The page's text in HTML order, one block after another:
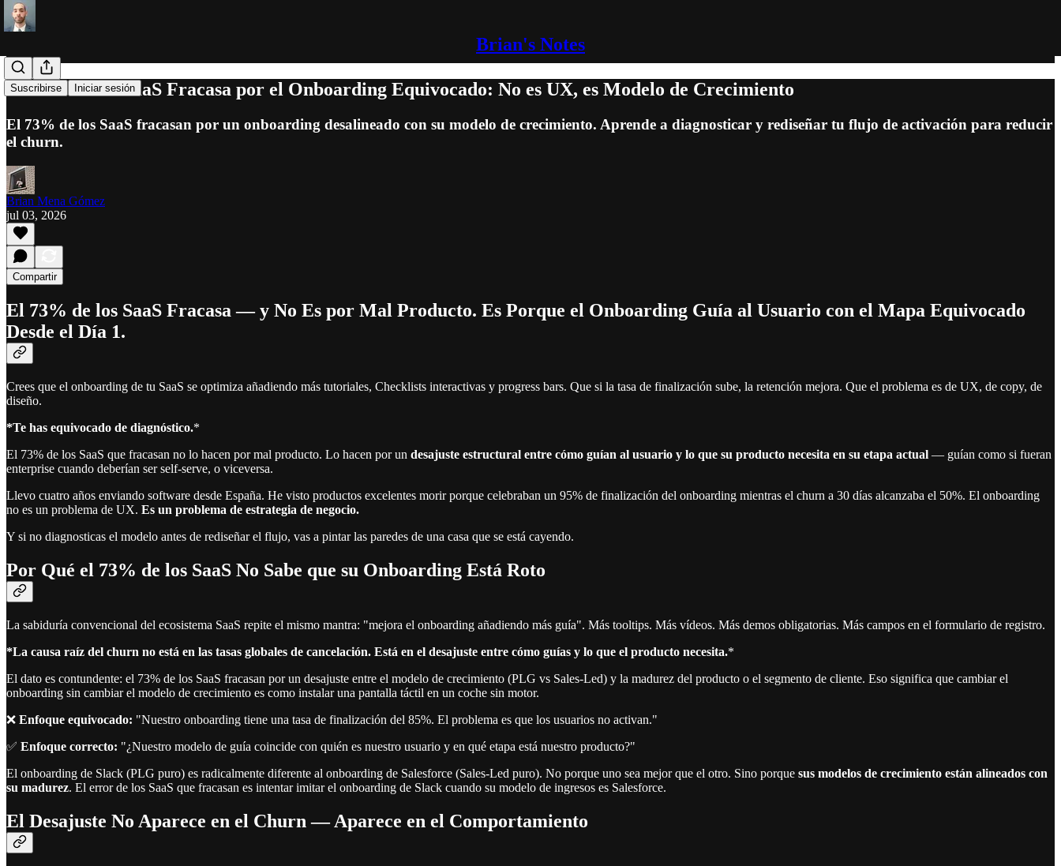
Brian's Notes
Suscribirse Iniciar sesión
El 73% de los SaaS Fracasa por el Onboarding Equivocado: No es UX, es Modelo de Crecimiento
El 73% de los SaaS fracasan por un onboarding desalineado con su modelo de crecimiento. Aprende a diagnosticar y rediseñar tu flujo de activación para reducir
el churn.
Brian Mena Gómez
jul 03, 2026
Compartir
El 73% de los SaaS Fracasa — y No Es por Mal Producto. Es Porque el Onboarding Guía al Usuario con el Mapa Equivocado
Desde el Día 1.
Crees que el onboarding de tu SaaS se optimiza añadiendo más tutoriales, Checklists interactivas y progress bars. Que si la tasa de finalización sube, la retención mejora. Que el problema es de UX, de copy, de
diseño.
*Te has equivocado de diagnóstico.*
El 73% de los SaaS que fracasan no lo hacen por mal producto. Lo hacen por un desajuste estructural entre cómo guían al usuario y lo que su producto necesita en su etapa actual — guían como si fueran
enterprise cuando deberían ser self-serve, o viceversa.
Llevo cuatro años enviando software desde España. He visto productos excelentes morir porque celebraban un 95% de finalización del onboarding mientras el churn a 30 días alcanzaba el 50%. El onboarding
no es un problema de UX. Es un problema de estrategia de negocio.
Y si no diagnosticas el modelo antes de rediseñar el flujo, vas a pintar las paredes de una casa que se está cayendo.
Por Qué el 73% de los SaaS No Sabe que su Onboarding Está Roto
La sabiduría convencional del ecosistema SaaS repite el mismo mantra: "mejora el onboarding añadiendo más guía". Más tooltips. Más vídeos. Más demos obligatorias. Más campos en el formulario de registro.
*La causa raíz del churn no está en las tasas globales de cancelación. Está en el desajuste entre cómo guías y lo que el producto necesita.*
El dato es contundente: el 73% de los SaaS fracasan por un desajuste entre el modelo de crecimiento (PLG vs Sales-Led) y la madurez del producto o el segmento de cliente. Eso significa que cambiar el
onboarding sin cambiar el modelo de crecimiento es como instalar una pantalla táctil en un coche sin motor.
❌ Enfoque equivocado: "Nuestro onboarding tiene una tasa de finalización del 85%. El problema es que los usuarios no activan."
✅ Enfoque correcto: "¿Nuestro modelo de guía coincide con quién es nuestro usuario y en qué etapa está nuestro producto?"
El onboarding de Slack (PLG puro) es radicalmente diferente al onboarding de Salesforce (Sales-Led puro). No porque uno sea mejor que el otro. Sino porque sus modelos de crecimiento están alineados con
su madurez. El error de los SaaS que fracasan es intentar imitar el onboarding de Slack cuando su modelo de ingresos es Salesforce.
El Desajuste No Aparece en el Churn — Aparece en el Comportamiento